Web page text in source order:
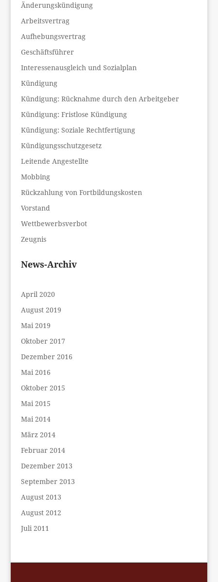
Änderungskündigung
Arbeitsvertrag
Aufhebungsvertrag
Geschäftsführer
Interessenausgleich und Sozialplan
Kündigung
Kündigung: Rücknahme durch den Arbeitgeber
Kündigung: Fristlose Kündigung
Kündigung: Soziale Rechtfertigung
Kündigungsschutzgesetz
Leitende Angestellte
Mobbing
Rückzahlung von Fortbildungskosten
Vorstand
Wettbewerbsverbot
Zeugnis
News-Archiv
April 2020
August 2019
Mai 2019
Oktober 2017
Dezember 2016
Mai 2016
Oktober 2015
Mai 2015
Mai 2014
März 2014
Februar 2014
Dezember 2013
September 2013
August 2013
August 2012
Juli 2011